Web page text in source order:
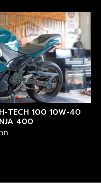
TECH 100 10W-40
400
ท